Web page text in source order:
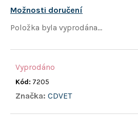
hvězdiček.
Možnosti doručení
Položka byla vyprodána…
Vyprodáno
Kód: 7205
Značka: CDVET
u
e
e